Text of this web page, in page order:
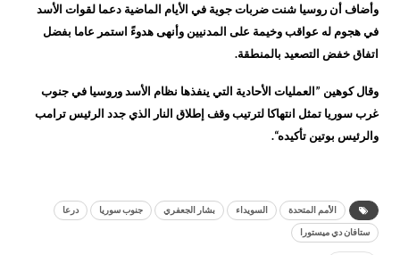
وأضاف أن روسيا شنت ضربات جوية في الأيام الماضية دعما لقوات الأسد
في هجوم له عواقب وخيمة على المدنيين وأنهى هدوءً استمر عاما بفضل
اتفاق خفض التصعيد بالمنطقة.
وقال كوهين ”العمليات الأحادية التي ينفذها نظام الأسد وروسيا في جنوب
غرب سوريا تمثل انتهاكا لترتيب وقف إطلاق النار الذي جدد الرئيس ترامب
والرئيس بوتين تأكيده“.
الأمم المتحدة السويداء بشار الجعفري جنوب سوريا درعا
ستافان دي ميستورا